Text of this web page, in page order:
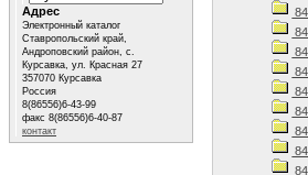
Адрес
Электронный каталог
Ставропольский край,
Андроповский район, с.
Курсавка, ул. Красная 27
357070 Курсавка
Россия
8(86556)6-43-99
факс 8(86556)6-40-87
контакт